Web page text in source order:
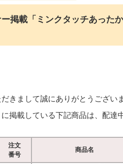
掲載「ミンクタッチあった
きまして誠にありがとうござい
に掲載している下記商品は、配達
注文
番号
商品名